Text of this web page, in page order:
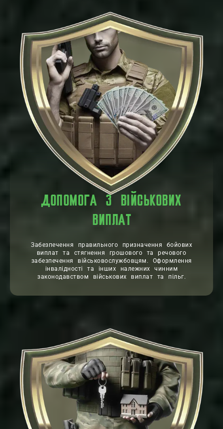
ДОПОМОГА З ВІЙСЬКОВИХ
ВИПЛАТ
Забезпечення правильного призначення бойових
виплат та стягнення грошового та речового
забезпечення військовослужбовцям. Оформлення
інвалідності та інших належних чинним
законодавством військових виплат та пільг.